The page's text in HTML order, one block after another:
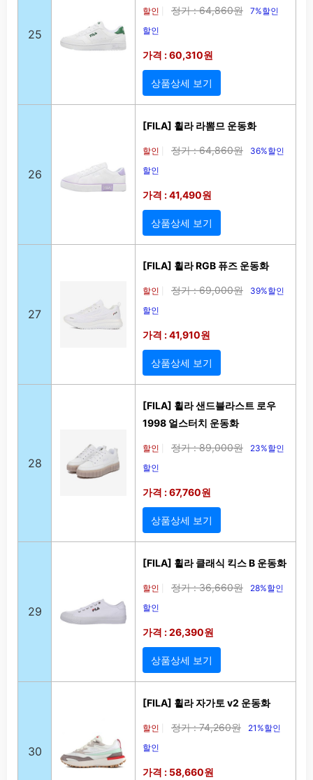
25
할인 정가 : 64,860원
7%할인
할인
가격 : 60,310원
상품상세 보기
26
[FILA] 휠라 라뽐므 운동화
할인 정가 : 64,860원
36%할인
할인
가격 : 41,490원
상품상세 보기
27
[FILA] 휠라 RGB 퓨즈 운동화
할인 정가 : 69,000원
39%할인
할인
가격 : 41,910원
상품상세 보기
28
[FILA] 휠라 샌드블라스트 로우
1998 얼스터치 운동화
할인 정가 : 89,000원
23%할인
할인
가격 : 67,760원
상품상세 보기
29
[FILA] 휠라 클래식 킥스 B 운동화
할인 정가 : 36,660원
28%할인
할인
가격 : 26,390원
상품상세 보기
30
[FILA] 휠라 자가토 v2 운동화
할인 정가 : 74,260원
21%할인
할인
가격 : 58,660원